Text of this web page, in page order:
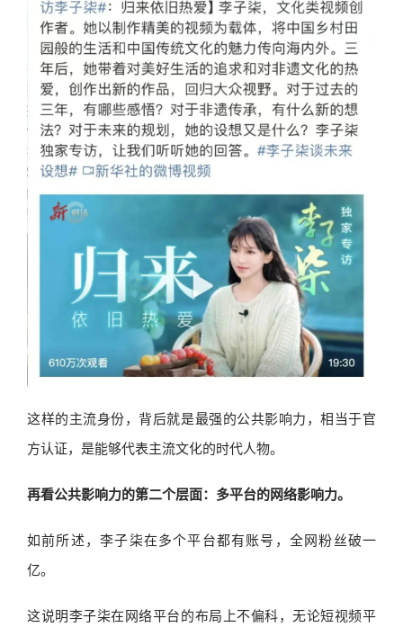
这样的主流身份，背后就是最强的公共影响力，相当于官
方认证，是能够代表主流文化的时代人物。
再看公共影响力的第二个层面：多平台的网络影响力。
如前所述，李子柒在多个平台都有账号，全网粉丝破一
亿。
这说明李子柒在网络平台的布局上不偏科，无论短视频平